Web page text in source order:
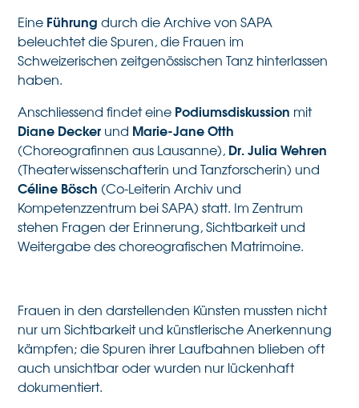
Eine Führungdurch die Archive von SAPA
beleuchtet die Spuren, die Frauen im
Schweizerischen zeitgenössischen Tanz hinterlassen
haben.
Anschliessend findet eine Podiumsdiskussion mit
Diane Decker und Marie-Jane Otth
(Choreografinnen aus Lausanne), Dr. Julia Wehren
(Theaterwissenschafterin und Tanzforscherin) und
Céline Bösch (Co-Leiterin Archiv und
Kompetenzzentrum bei SAPA) statt. Im Zentrum
stehen Fragen der Erinnerung, Sichtbarkeit und
Weitergabe des choreografischen Matrimoine.
Frauen in den darstellenden Künsten mussten nicht
nur um Sichtbarkeit und künstlerische Anerkennung
kämpfen; die Spuren ihrer Laufbahnen blieben oft
auch unsichtbar oder wurden nur lückenhaft
dokumentiert.